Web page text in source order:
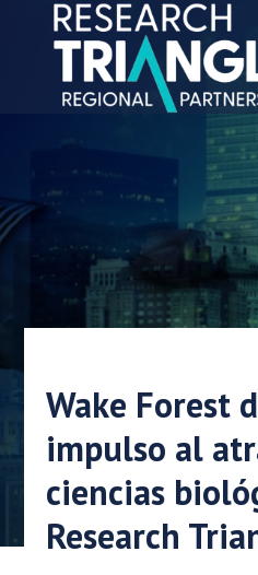
saltar al contenido
Wake Forest
impulso al
ciencias
Research